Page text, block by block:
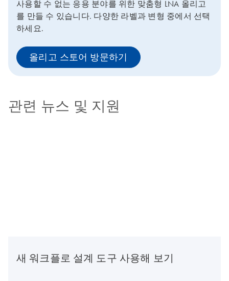
사용할 수 없는 응용 분야를 위한 맞춤형 LNA 올리고
를 만들 수 있습니다. 다양한 라벨과 변형 중에서 선택
하세요.
올리고 스토어 방문하기
관련 뉴스 및 지원
새 워크플로 설계 도구 사용해 보기